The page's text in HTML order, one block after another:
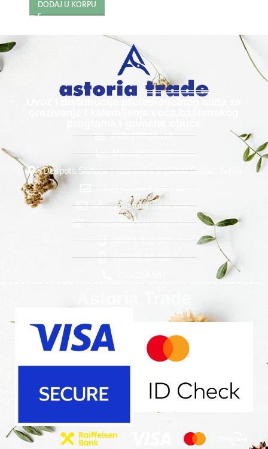
DODAJ U KORPU
PIB: 100111613
MB : 06339271
Despota Stefana Lazarevića 2 15000 Šabac, Srbija
info@astoria-trade.com
office@astoria-trade.com
prodaja@astoria-trade.com
060/ 1 622 622
065/ 85 95 105